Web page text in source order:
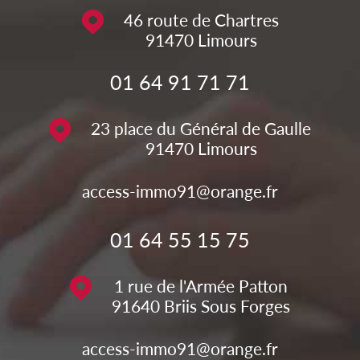
46 route de Chartres
91470 Limours
01 64 91 71 71
23 place du Général de Gaulle
91470 Limours
access-immo91@orange.fr
01 64 55 15 75
1 rue de l'Armée Patton
91640 Briis Sous Forges
access-immo91@orange.fr